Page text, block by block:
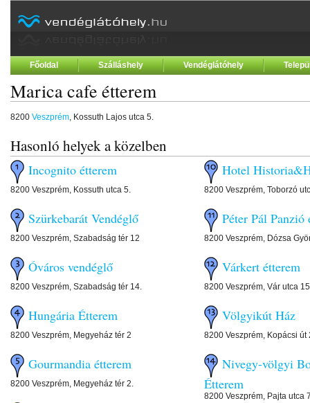
Főoldal Szálláshely Vendéglátóhely
Marica cafe étterem
8200 Veszprém, Kossuth Lajos utca 5.
Hasonló helyek a közelben
Incognito étterem
8200 Veszprém, Kossuth utca 5.
Szürkebarát Vendéglő
8200 Veszprém, Szabadság tér 12
Óváros vendéglő
8200 Veszprém, Szabadság tér 14.
Hungária Étterem
8200 Veszprém, Megyeház tér 2
Gourmandia étterem
8200 Veszprém, Megyeház tér 2.
Hotel
8200 Veszprém, Toborzó
Péter Pál Panzió
8200 Veszprém, Dózsa
Várkert étterem
8200 Veszprém, Vár utca
Völgyikút Ház
8200 Veszprém, Kopácsi út
Nivegy-völgyi
Étterem
8200 Veszprém, Pajta utca